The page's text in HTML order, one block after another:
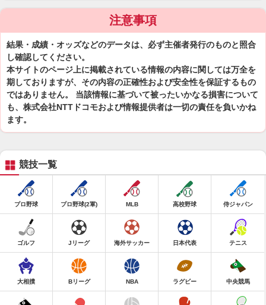
注意事項
結果・成績・オッズなどのデータは、必ず主催者発行のものと照合
し確認してください。
本サイトのページ上に掲載されている情報の内容に関しては万全を
期しておりますが、その内容の正確性および安全性を保証するもの
ではありません。 当該情報に基づいて被ったいかなる損害について
も、株式会社NTTドコモおよび情報提供者は一切の責任を負いかね
ます。
競技一覧
プロ野球 プロ野球(2軍) MLB 高校野球 侍ジャパン
ゴルフ Jリーグ 海外サッカー 日本代表 テニス
大相撲 Bリーグ NBA ラグビー 中央競馬